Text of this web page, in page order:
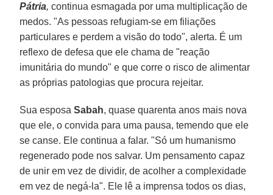
Pátria, continua esmagada por uma multiplicação de
medos. "As pessoas refugiam-se em filiações
particulares e perdem a visão do todo", alerta. É um
reflexo de defesa que ele chama de "reação
imunitária do mundo" e que corre o risco de alimentar
as próprias patologias que procura rejeitar.
Sua esposaSabah, quase quarenta anos mais nova
que ele, o convida para uma pausa, temendo que ele
se canse. Ele continua a falar. "Só um humanismo
regenerado pode nos salvar. Um pensamento capaz
de unir em vez de dividir, de acolher a complexidade
em vez de negá-la". Ele lê a imprensa todos os dias,